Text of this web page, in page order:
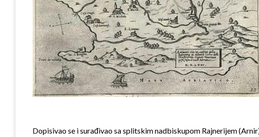
Dopisivao se i surađivao sa splitskim nadbiskupom Rajnerijem